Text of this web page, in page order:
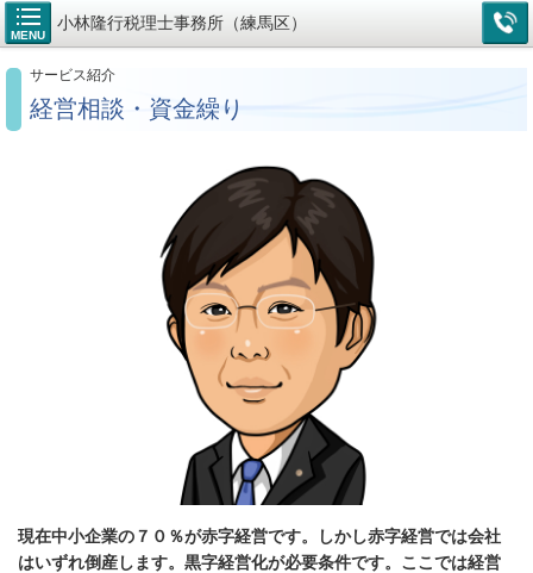
MENU
小林隆行税理士事務所（練馬区）
サービス紹介
経営相談・資金繰り
現在中小企業の７０％が赤字経営です。しかし赤字経営では会社
はいずれ倒産します。黒字経営化が必要条件です。ここでは経営